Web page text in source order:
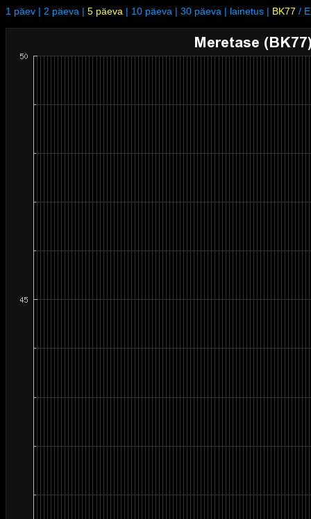
1 päev | 2 päeva | 5 päeva | 10 päeva | 30 päeva | lainetus | BK77 /